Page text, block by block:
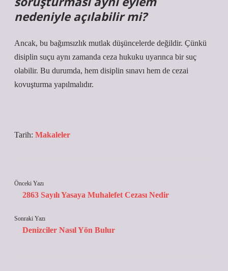
nedeniyle açılabilir mi?
Ancak, bu bağımsızlık mutlak düşüncelerde değildir. Çünkü
disiplin suçu aynı zamanda ceza hukuku uyarınca bir suç
olabilir. Bu durumda, hem disiplin sınavı hem de cezai
kovuşturma yapılmalıdır.
Tarih: Makaleler
Önceki Yazı
2863 Sayılı Yasaya Muhalefet Cezası Nedir
Sonraki Yazı
Denizciler Nasıl Yön Bulur